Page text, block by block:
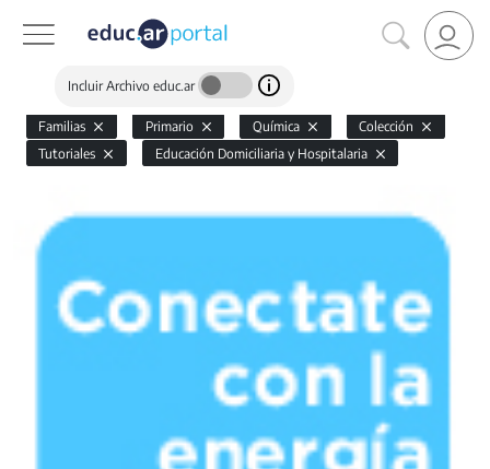
Incluir Archivo educ.ar
Familias Primario Química
Colección
Tutoriales
Educación Domiciliaria y Hospitalaria